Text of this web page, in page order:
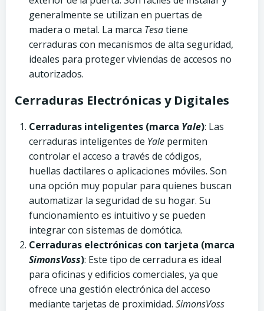
generalmente se utilizan en puertas de
madera o metal. La marca Tesatiene
cerraduras con mecanismos de alta seguridad,
ideales para proteger viviendas de accesos no
autorizados.
Cerraduras Electrónicas y Digitales
Cerraduras inteligentes (marca Yale): Las
cerraduras inteligentes de Yale permiten
controlar el acceso a través de códigos,
huellas dactilares o aplicaciones móviles. Son
una opción muy popular para quienes buscan
automatizar la seguridad de su hogar. Su
funcionamiento es intuitivo y se pueden
integrar con sistemas de domótica.
Cerraduras electrónicas con tarjeta (marca
SimonsVoss): Este tipo de cerradura es ideal
para oficinas y edificios comerciales, ya que
ofrece una gestión electrónica del acceso
mediante tarjetas de proximidad. SimonsVoss